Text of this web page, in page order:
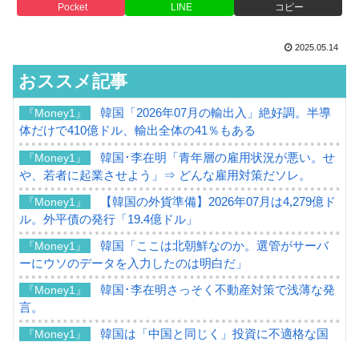
Pocket LINE コピー
2025.05.14
おススメ記事
『Money1』
韓国「2026年07月の輸出入」絶好調。半導
体だけで410億ドル、輸出全体の41％もある
『Money1』
韓国･李在明「青年層の雇用状況が悪い。せ
や、若者に起業させよう」⇒ どんな雇用対策だソレ。
『Money1』
【韓国の外貨準備】2026年07月は4,279億ド
ル。外平債の発行「19.4億ドル」
『Money1』
韓国「ここは北朝鮮なのか。選管がサーバ
ーにウソのデータを入力したのは明白だ」
『Money1』
韓国･李在明さっそく不動産対策で浅薄な発
言。
『Money1』
韓国は「中国と同じく」投資に不適格な国